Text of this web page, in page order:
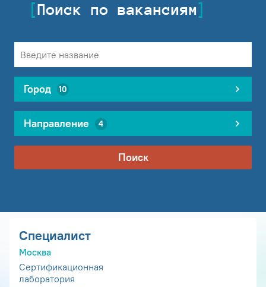
Поиск по вакансиям
Город 10
Направление 4
Поиск
Специалист
Москва
Сертификационная
лаборатория